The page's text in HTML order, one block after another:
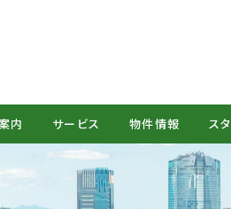
内 サービス 物件情報 ス